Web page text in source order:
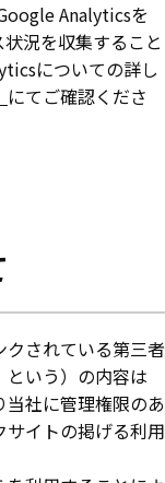
Analyticsを
況を収集すること
についての詳し
にてご確認くださ
されている第三者
いう）の内容は
社に管理権限のあ
イトの掲げる利用